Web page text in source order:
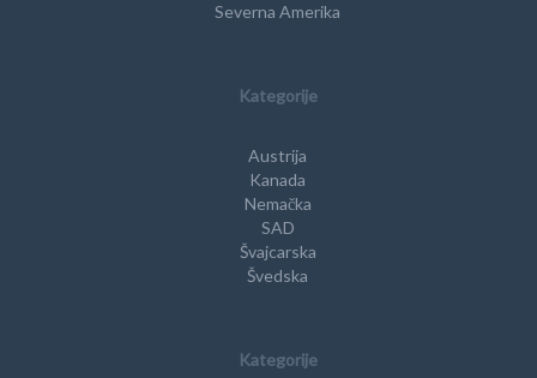
Severna Amerika
Kategorije
Austrija
Kanada
Nemačka
SAD
Švajcarska
Švedska
Kategorije